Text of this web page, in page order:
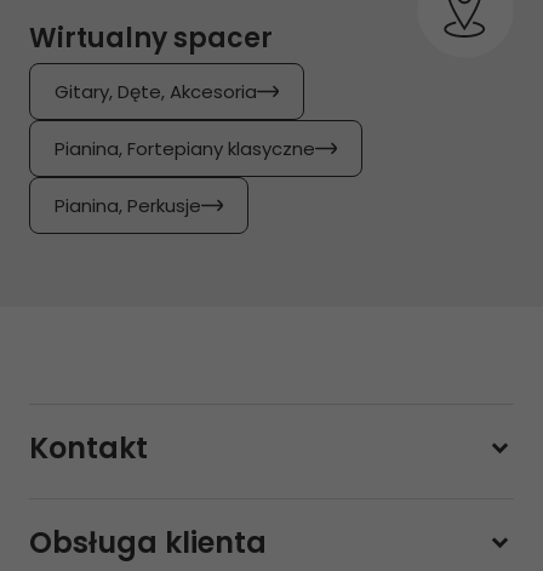
Wirtualny spacer
Gitary, Dęte, Akcesoria
Pianina, Fortepiany klasyczne
Pianina, Perkusje
Kontakt
228800000
Obsługa klienta